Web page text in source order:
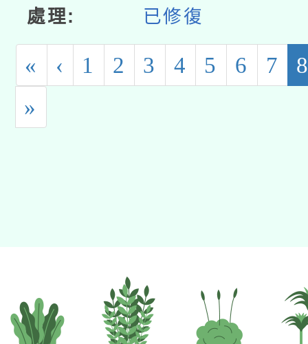
已修復
« ‹ 1 2 3 4 5 6 7
»